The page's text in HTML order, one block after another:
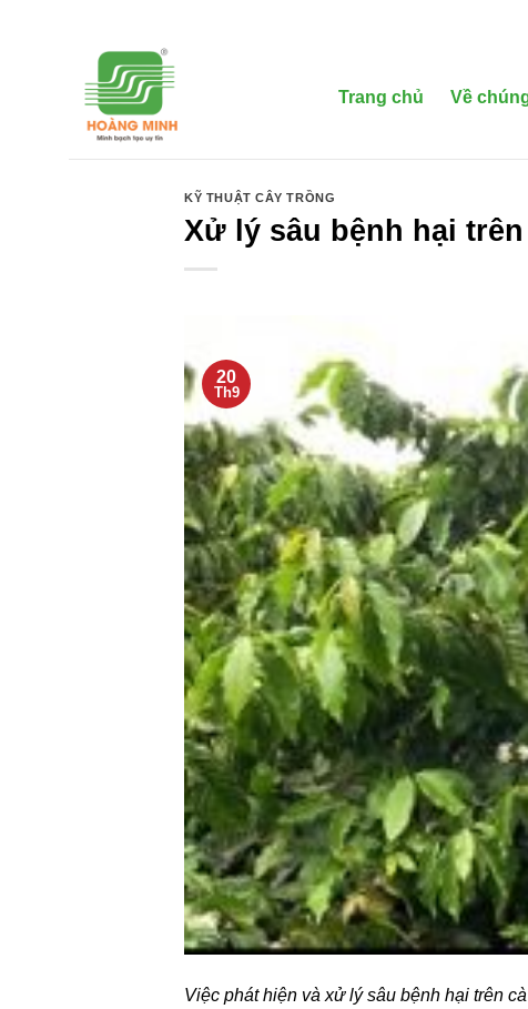
Trang chủ Về
KỸ THUẬT CÂY TRỒNG
Xử lý sâu bệnh hại
20
Th9
Việc phát hiện và xử lý sâu bệnh hại trên